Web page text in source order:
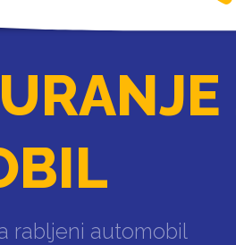
rabljeni automobil